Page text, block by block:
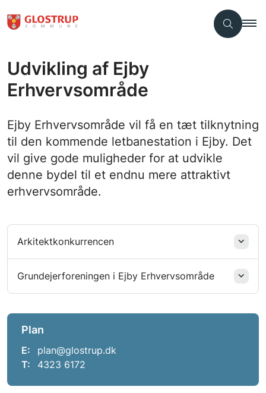
Udvikling af Ejby
Erhvervsområde
Ejby Erhvervsområde vil få en tæt tilknytning
til den kommende letbanestation i Ejby. Det
vil give gode muligheder for at udvikle
denne bydel til et endnu mere attraktivt
erhvervsområde.
Arkitektkonkurrencen
Grundejerforeningen i Ejby Erhvervsområde
Plan
E:
plan@glostrup.dk
T:
4323 6172